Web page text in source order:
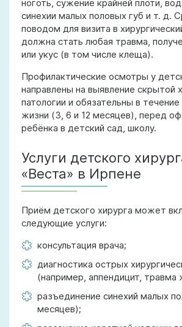
ноготь, сужение крайней плоти,
синехии малых половых губ и т. д.
поводом для визита в
должна стать любая травма,
или укус (в том числе клеща).
Профилактические осмотры у
направлены на выявление скрытой
патологии и обязательны в
жизни (3, 6 и 12 месяцев), перед
ребёнка в детский сад, школу.
Услуги детского
«Веста» в Ирпене
Приём детского хирурга может
следующие услуги:
консультация врача;
диагностика острых
(например, аппендицит, травма
разъединение синехий малых
месяцев);